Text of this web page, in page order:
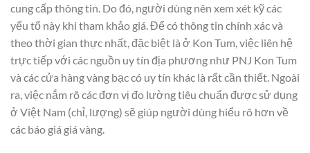
cung cấp thông tin. Do đó, người dùng nên xem xét kỹ các
yếu tố này khi tham khảo giá. Để có thông tin chính xác và
theo thời gian thực nhất, đặc biệt là ở Kon Tum, việc liên hệ
trực tiếp với các nguồn uy tín địa phương như PNJ Kon Tum
và các cửa hàng vàng bạc có uy tín khác là rất cần thiết. Ngoài
ra, việc nắm rõ các đơn vị đo lường tiêu chuẩn được sử dụng
ở Việt Nam (chỉ, lượng) sẽ giúp người dùng hiểu rõ hơn về
các báo giá giá vàng.